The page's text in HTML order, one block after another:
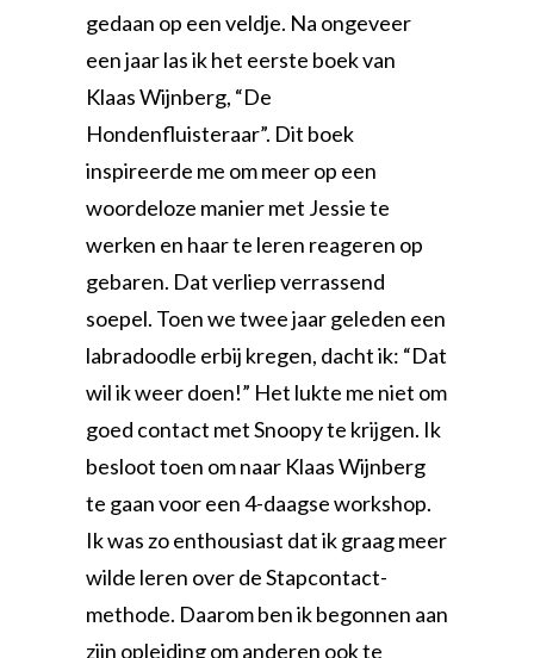
gedaan op een veldje. Na ongeveer
een jaar las ik het eerste boek van
Klaas Wijnberg, “De
Hondenfluisteraar”. Dit boek
inspireerde me om meer op een
woordeloze manier met Jessie te
werken en haar te leren reageren op
gebaren. Dat verliep verrassend
soepel. Toen we twee jaar geleden een
labradoodle erbij kregen, dacht ik: “Dat
wil ik weer doen!” Het lukte me niet om
goed contact met Snoopy te krijgen. Ik
besloot toen om naar Klaas Wijnberg
te gaan voor een 4-daagse workshop.
Ik was zo enthousiast dat ik graag meer
wilde leren over de Stapcontact-
methode. Daarom ben ik begonnen aan
zijn opleiding om anderen ook te